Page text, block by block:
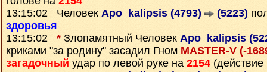
13:15:02 Человек Apo_kalipsis (4793) (5223)
здоровья
13:15:02 * Злопамятный Человек Apo_kalipsis
криками "за родину" засадил Гном MASTER-V (-
загадочный удар по левой руке на 2154 (действие